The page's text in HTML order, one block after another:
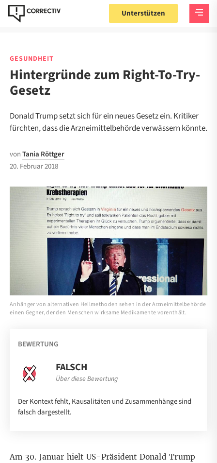
Unterstützen
GESUNDHEIT
Hintergründe zum Right-To-Try-
Gesetz
Donald Trump setzt sich für ein neues Gesetz ein. Kritiker
fürchten, dass die Arzneimittelbehörde verwässern könnte.
vonTania Röttger
20. Februar 2018
Anhänger von alternativen Heilmethoden sehen in der Arzneimittelbehörde
einen Gegner, der den Menschen wirksame Medikamente vorenthält.
BEWERTUNG
FALSCH
Über diese Bewertung
Der Kontext fehlt, Kausalitäten und Zusammenhänge sind
falsch dargestellt.
Am 30. Januar hielt US-Präsident Donald Trump